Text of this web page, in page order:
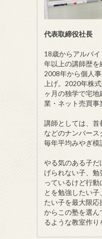
代表取締役社
18歳からアルバ
年以上の講師歴を
2008年から個人
上げ。2020年株
ヶ月の独学で宅
業・ネット売買事
講師としては、首
などのナンバース
毎年平均みやぎ模
やる気のある子だ
げられない子、
っているけど行動
とを勉強したい
たい子を最大限応
からこの塾を選
るような教室作り